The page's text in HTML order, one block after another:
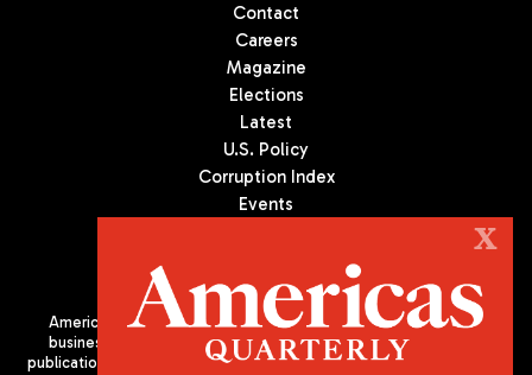
Contact
Careers
Magazine
Elections
Latest
U.S. Policy
Corruption Index
Events
Americas Quarterly (AQ) is the premier publication on politics,
business, and culture in Latin America. We are an independent
publication of the Americas Society/Council of the Americas, based
X